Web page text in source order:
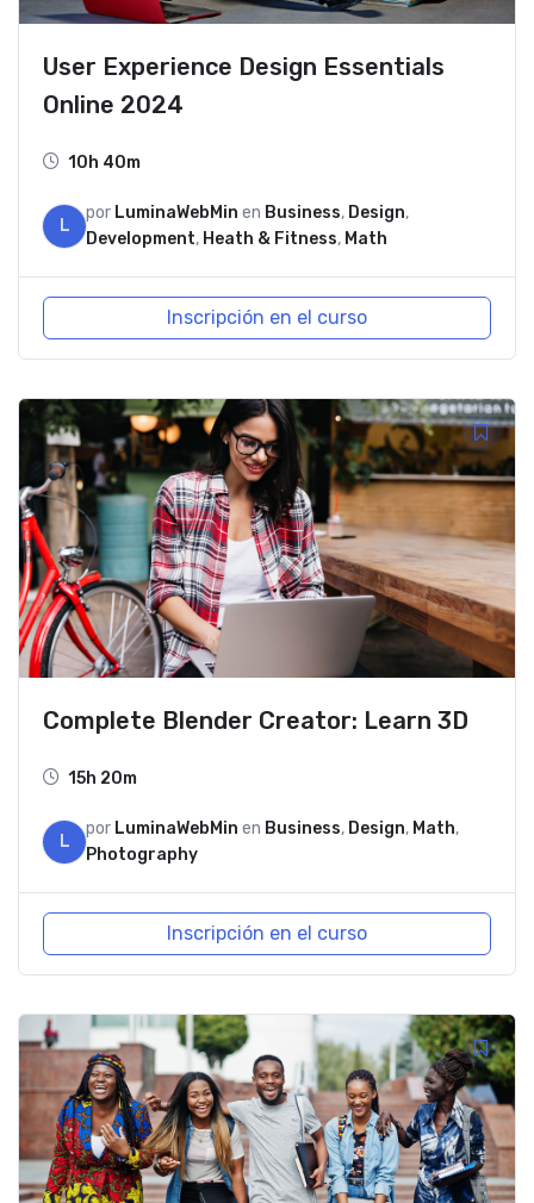
User Experience Design Essentials
Online 2024
10h 40m
L
por LuminaWebMin en Business, Design,
Development, Heath & Fitness, Math
Inscripción en el curso
Complete Blender Creator: Learn 3D
15h 20m
L
por LuminaWebMin en Business, Design, Math,
Photography
Inscripción en el curso